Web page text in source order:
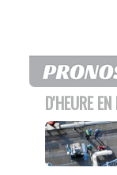
D'HEURE EN